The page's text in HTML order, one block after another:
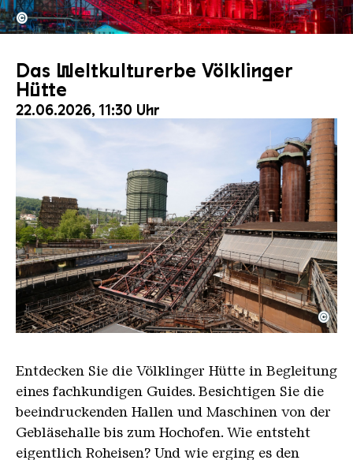
Copyright:
©
Das Weltkulturerbe Völklinger
Hütte
22.06.2026, 11:30 Uhr
Der Erzschrägaufzug der Völklinger Hütte mit
Copyright: Weltkulturerbe Völklinger Hütte | Karl
©
Entdecken Sie die Völklinger Hütte in Begleitung
eines fachkundigen Guides. Besichtigen Sie die
beeindruckenden Hallen und Maschinen von der
Gebläsehalle bis zum Hochofen. Wie entsteht
eigentlich Roheisen? Und wie erging es den